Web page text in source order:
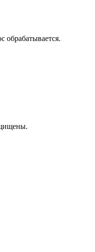
обрабатывается.